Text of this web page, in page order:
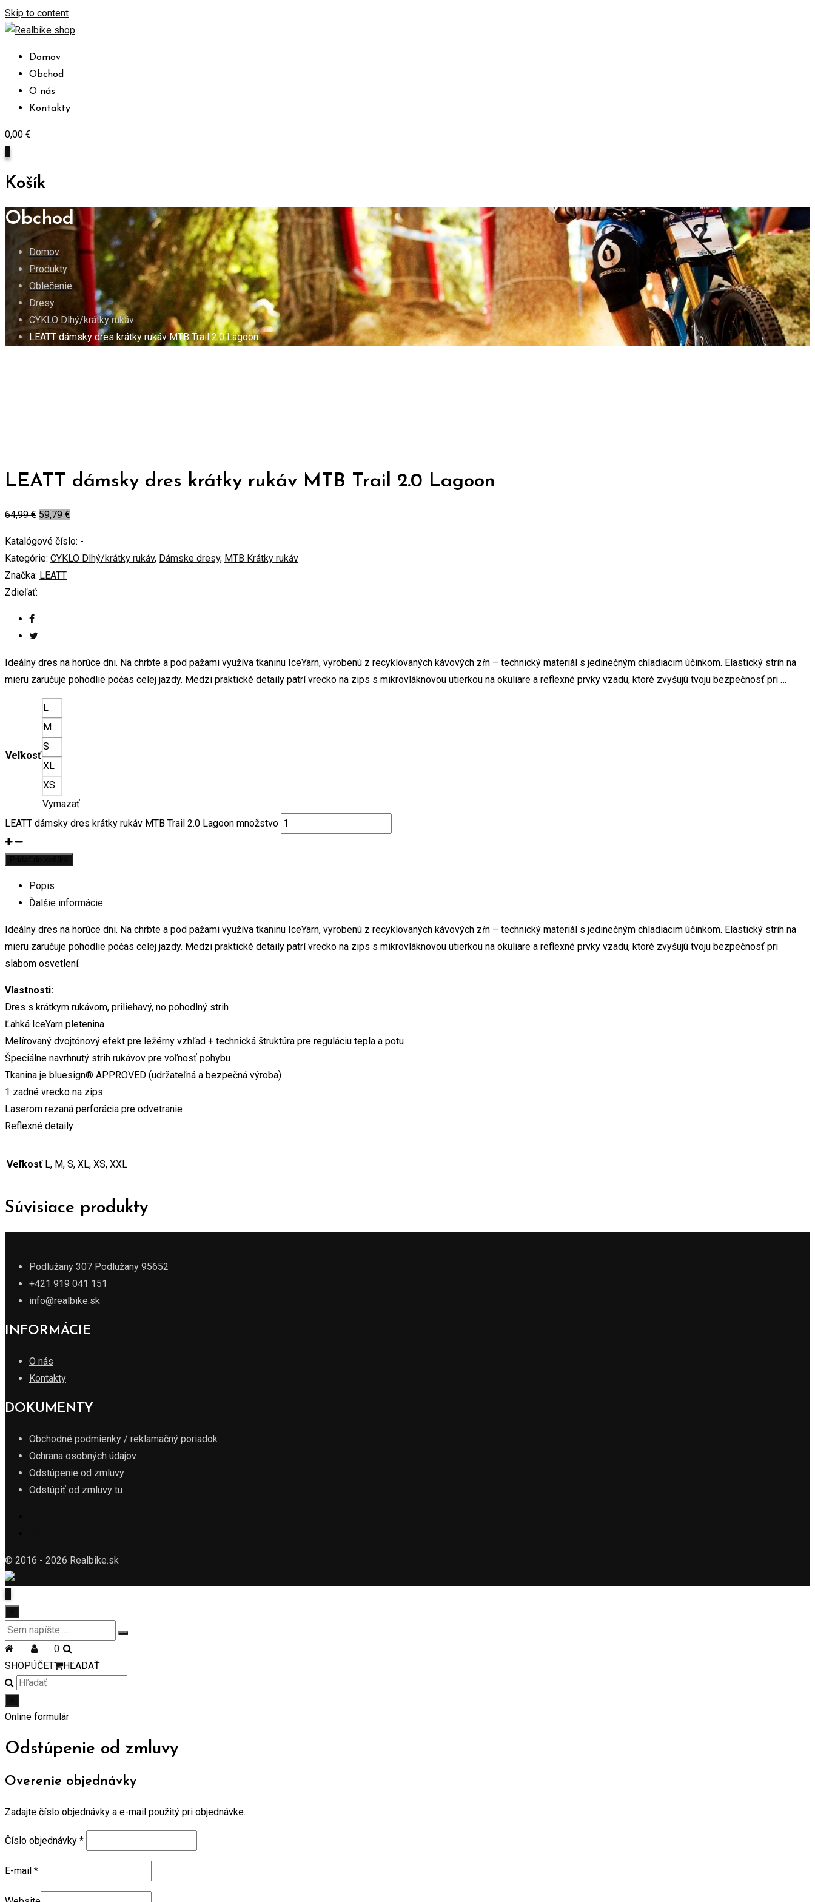
Skip to content
Domov
Obchod
O nás
Kontakty
0,00 €
Košík
Obchod
Domov
Produkty
Oblečenie
Dresy
CYKLO Dlhý/krátky rukáv
LEATT dámsky dres krátky rukáv MTB Trail 2.0 Lagoon
LEATT dámsky dres krátky rukáv MTB Trail 2.0 Lagoon
64,99€ 59,79 €
Katalógové číslo: -
Kategórie: CYKLO Dlhý/krátky rukáv, Dámske dresy, MTB Krátky rukáv
Značka: LEATT
Zdieľať:
Ideálny dres na horúce dni. Na chrbte a pod pažami využíva tkaninu IceYarn, vyrobenú z recyklovaných kávových zŕn – technický materiál s jedinečným chladiacim účinkom. Elastický strih na
mieru zaručuje pohodlie počas celej jazdy. Medzi praktické detaily patrí vrecko na zips s mikrovláknovou utierkou na okuliare a reflexné prvky vzadu, ktoré zvyšujú tvoju bezpečnosť pri …
Veľkosť
L
M
S
XL
XS
Vymazať
LEATT dámsky dres krátky rukáv MTB Trail 2.0 Lagoon množstvo
Popis
Ďalšie informácie
Ideálny dres na horúce dni. Na chrbte a pod pažami využíva tkaninu IceYarn, vyrobenú z recyklovaných kávových zŕn – technický materiál s jedinečným chladiacim účinkom. Elastický strih na
mieru zaručuje pohodlie počas celej jazdy. Medzi praktické detaily patrí vrecko na zips s mikrovláknovou utierkou na okuliare a reflexné prvky vzadu, ktoré zvyšujú tvoju bezpečnosť pri
slabom osvetlení.
Vlastnosti:
Dres s krátkym rukávom, priliehavý, no pohodlný strih
Ľahká IceYarn pletenina
Melírovaný dvojtónový efekt pre ležérny vzhľad + technická štruktúra pre reguláciu tepla a potu
Špeciálne navrhnutý strih rukávov pre voľnosť pohybu
Tkanina je bluesign® APPROVED (udržateľná a bezpečná výroba)
1 zadné vrecko na zips
Laserom rezaná perforácia pre odvetranie
Reflexné detaily
Veľkosť L, M, S, XL, XS, XXL
Súvisiace produkty
Podlužany 307 Podlužany 95652
+421 919 041 151
info@realbike.sk
INFORMÁCIE
O nás
Kontakty
DOKUMENTY
Obchodné podmienky / reklamačný poriadok
Ochrana osobných údajov
Odstúpenie od zmluvy
Odstúpiť od zmluvy tu
© 2016 - 2026 Realbike.sk
SHOPÚČET
0
HĽADAŤ
Online formulár
Odstúpenie od zmluvy
Overenie objednávky
Zadajte číslo objednávky a e-mail použitý pri objednávke.
Číslo objednávky *
E-mail *